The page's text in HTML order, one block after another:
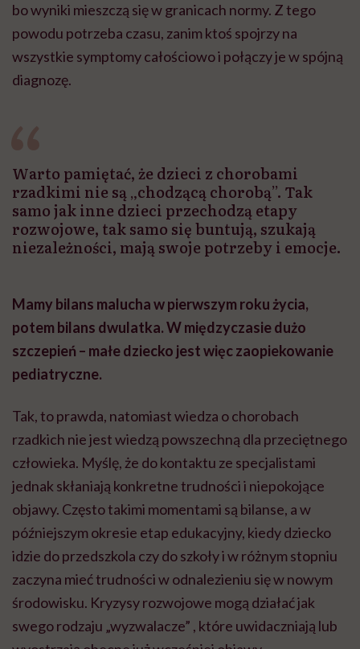
bo wyniki mieszczą się w granicach normy. Z tego
powodu potrzeba czasu, zanim ktoś spojrzy na
wszystkie symptomy całościowo i połączy je w spójną
diagnozę.
Warto pamiętać, że dzieci z chorobami
rzadkimi nie są „chodzącą chorobą”. Tak
samo jak inne dzieci przechodzą etapy
rozwojowe, tak samo się buntują, szukają
niezależności, mają swoje potrzeby i emocje.
Mamy bilans malucha w pierwszym roku życia,
potem bilans dwulatka. W międzyczasie dużo
szczepień – małe dziecko jest więc zaopiekowanie
pediatryczne.
Tak, to prawda, natomiast wiedza o chorobach
rzadkich nie jest wiedzą powszechną dla przeciętnego
człowieka. Myślę, że do kontaktu ze specjalistami
jednak skłaniają konkretne trudności i niepokojące
objawy. Często takimi momentami są bilanse, a w
późniejszym okresie etap edukacyjny, kiedy dziecko
idzie do przedszkola czy do szkoły i w różnym stopniu
zaczyna mieć trudności w odnalezieniu się w nowym
środowisku. Kryzysy rozwojowe mogą działać jak
swego rodzaju „wyzwalacze” , które uwidaczniają lub